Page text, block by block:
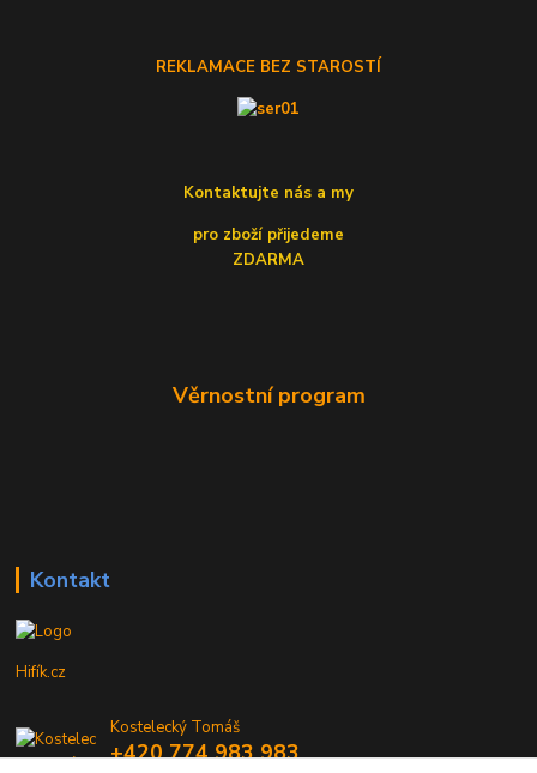
REKLAMACE BEZ STAROSTÍ
Kontaktujte nás a my
pro zboží přijedeme
ZDARMA
Věrnostní program
Kontakt
Hifík.cz
Kostelecký Tomáš
+420 774 983 983